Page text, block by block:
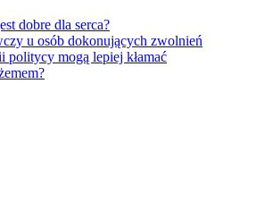
dobre dla serca?
u osób dokonujących zwolnień
politycy mogą lepiej kłamać